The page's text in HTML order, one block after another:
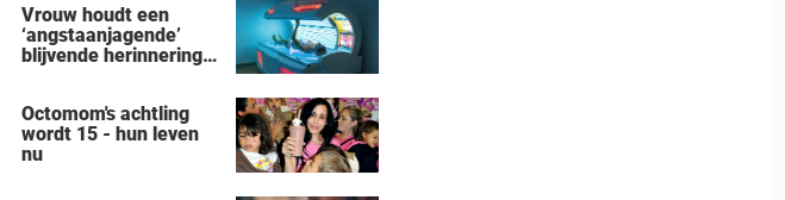
zelfmoord door een
man uit Michigan op
een gezin van zeven
Vrouw houdt een
‘angstaanjagende’
blijvende herinnering
zonnebank
Octomom's achtling
wordt 15 - hun leven
nu